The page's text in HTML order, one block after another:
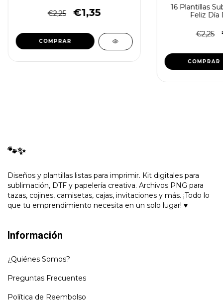
€2,25 €1,35
16 Plantillas
Feliz Día
€2,25
🐾✨
Diseños y plantillas listas para imprimir. Kit digitales para
sublimación, DTF y papelería creativa. Archivos PNG para
tazas, cojines, camisetas, cajas, invitaciones y más. ¡Todo lo
que tu emprendimiento necesita en un solo lugar! ♥
Información
¿Quiénes Somos?
Preguntas Frecuentes
Política de Reembolso